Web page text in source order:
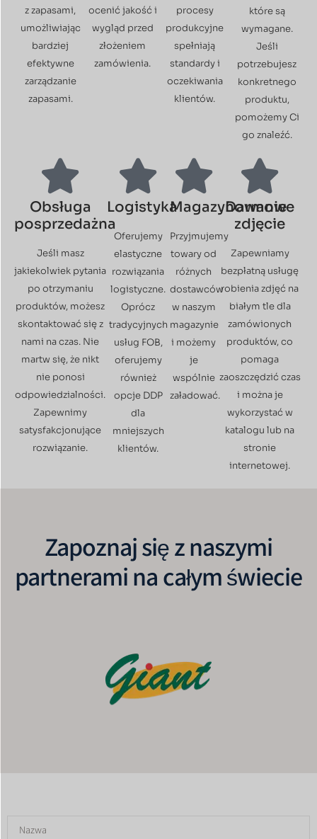
z zapasami,
umożliwiając
bardziej
efektywne
zarządzanie
zapasami.
ocenić jakość i
wygląd przed
złożeniem
zamówienia.
procesy
produkcyjne
spełniają
standardy i
oczekiwania
klientów.
które są
wymagane.
Jeśli
potrzebujesz
konkretnego
produktu,
pomożemy Ci
go znaleźć.
Obsługa
posprzedażna
Jeśli masz
jakiekolwiek pytania
po otrzymaniu
produktów, możesz
skontaktować się z
nami na czas. Nie
martw się, że nikt
nie ponosi
odpowiedzialności.
Zapewnimy
satysfakcjonujące
rozwiązanie.
Logistyka
Oferujemy
elastyczne
rozwiązania
logistyczne.
Oprócz
tradycyjnych
usług FOB,
oferujemy
również
opcje DDP
dla
mniejszych
klientów.
Magazynowanie
Przyjmujemy
towary od
różnych
dostawców
w naszym
magazynie
i możemy
je
wspólnie
załadować.
Darmowe
zdjęcie
Zapewniamy
bezpłatną usługę
robienia zdjęć na
białym tle dla
zamówionych
produktów, co
pomaga
zaoszczędzić czas
i można je
wykorzystać w
katalogu lub na
stronie
internetowej.
Zapoznaj się z naszymi
partnerami na całym świecie